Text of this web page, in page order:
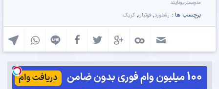
منچستریونایتد
برچسب ها : رشفورد, فوتبال, کریک